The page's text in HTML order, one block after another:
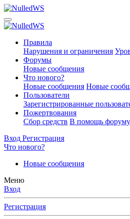
Правила
Нарушения и ограничения
Форумы
Новые сообщения
Что нового?
Новые сообщения Новые
Пользователи
Зарегистрированные
Пожертвования
Сбор средств В помощь форуму
Вход Регистрация
Что нового?
Новые сообщения
Меню
Вход
Регистрация